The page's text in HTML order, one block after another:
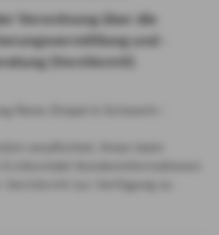
Ver­ord­nung über die
und -​
(Vers­VermV)